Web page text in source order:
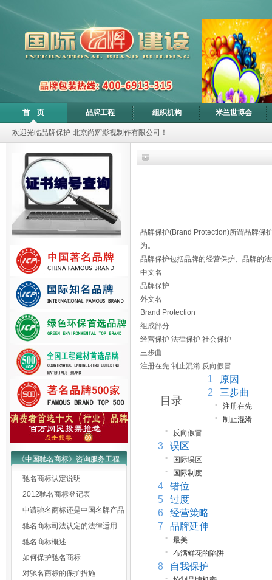
首 页 品牌工程 组织机构 米兰世博会
欢迎光临品牌保护-北京尚辉影视制作有限公司！
《中国驰名商标》咨询服务工程
驰名商标认定说明
2012驰名商标登记表
申请驰名商标还是中国名牌产品
驰名商标司法认定的法律适用
驰名商标概述
如何保护驰名商标
对驰名商标的保护措施
品牌保护(Brand Protection)所谓品牌保
为。
品牌保护包括品牌的经营保护、品牌的
中文名
品牌保护
外文名
Brand Protection
组成部分
经营保护 法律保护 社会保护
三步曲
注册在先 制止混淆 反向假冒
目录
1
原因
2
三步曲
▪
注册在先
▪
制止混淆
▪
反向假冒
3 误区
▪
国际误区
▪
国际制度
4
错位
5
过度
6
经营策略
7
品牌延伸
▪
最美
▪
布满鲜花的陷阱
8 自我保护
▪